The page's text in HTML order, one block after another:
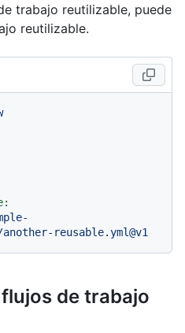
trabajo reutilizable, puede
reutilizable.
reusable.yml@v1
de trabajo